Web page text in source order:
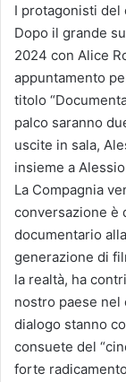
I protagonisti del
Dopo il grande
2024 con Alice
appuntamento
titolo
palco saranno
uscite in sala,
insieme a
La Compagnia
conversazione è
documentario
generazione di
la realtà, ha
nostro paese
dialogo stanno
consuete del
forte